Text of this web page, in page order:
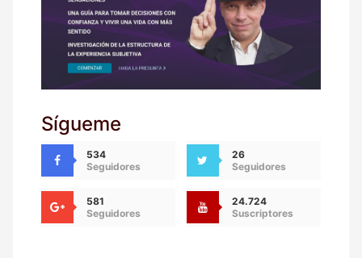
Sígueme
534
Seguidores
26
Seguidores
581
Seguidores
24.724
Suscriptores